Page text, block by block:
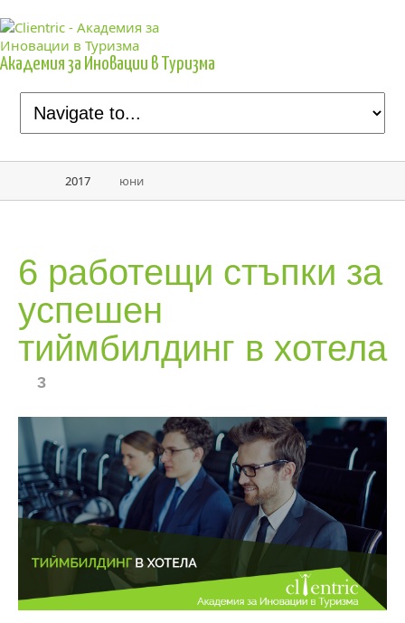
Академия за Иновации в Туризма
2017 юни
6 работещи стъпки за
успешен
тиймбилдинг в хотела
3